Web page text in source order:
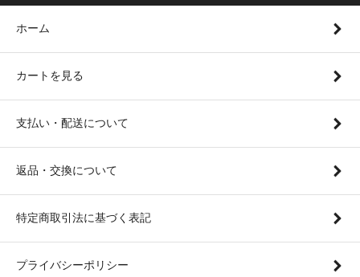
ホーム
カートを見る
支払い・配送について
返品・交換について
特定商取引法に基づく表記
プライバシーポリシー